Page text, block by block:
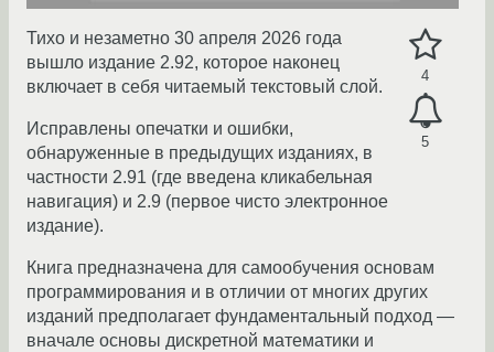
4
5
Тихо и незаметно 30 апреля 2026 года
вышло издание 2.92, которое наконец
включает в себя читаемый текстовый слой.
Исправлены опечатки и ошибки,
обнаруженные в предыдущих изданиях, в
частности 2.91 (где введена кликабельная
навигация) и 2.9 (первое чисто электронное
издание).
Книга предназначена для самообучения основам
программирования и в отличии от многих других
изданий предполагает фундаментальный подход —
вначале основы дискретной математики и